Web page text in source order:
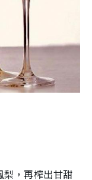
梨，再榨出甘甜